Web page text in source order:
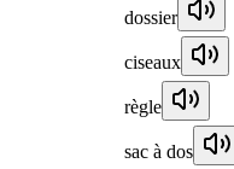
dossier
ciseaux
règle
sac à dos